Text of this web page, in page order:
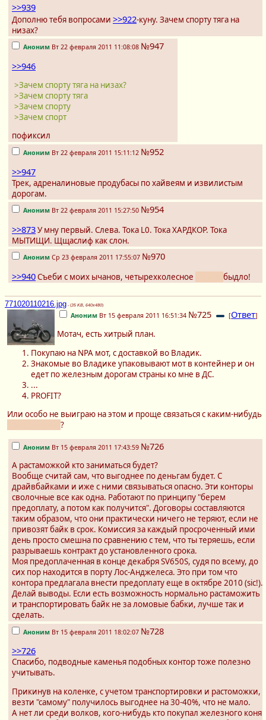
>>939
Дополню тебя вопросами >>922-куну. Зачем спорту тяга на
низах?
Аноним Вт 22 февраля 2011 11:08:08 №947
>>946
>Зачем спорту тяга на низах?
>Зачем спорту тяга
>Зачем спорту
>Зачем спорт
пофиксил
Аноним Вт 22 февраля 2011 15:11:12 №952
>>947
Трек, адреналиновые продубасы по хайвеям и извилистым
дорогам.
Аноним Вт 22 февраля 2011 15:27:50 №954
>>873У мну первый. Слева. Тока L0. Тока ХАРДКОР. Тока
МЫТИЩИ. Щщаслиф как слон.
Аноним Ср 23 февраля 2011 17:55:07 №970
>>940Съеби с моих ычанов, четырехколесное быдло!
771020110216.jpg - (35 KB, 640x480)
Аноним Вт 15 февраля 2011 16:51:34 №725 [Ответ]
Мотач, есть хитрый план.
Покупаю на NPA мот, с доставкой во Владик.
Знакомые во Владике упаковывают мот в контейнер и он
едет по железным дорогам страны ко мне в ДС.
...
PROFIT?
Или особо не выиграю на этом и проще связаться с каким-нибудь
?
Аноним Вт 15 февраля 2011 17:43:59 №726
А растаможкой кто заниматься будет?
Вообще считай сам, что выгоднее по деньгам будет. С
драйвбайками и иже с ними связываться опасно. Эти конторы
сволочные все как одна. Работают по принципу "берем
предоплату, а потом как получится". Договоры составляются
таким образом, что они практически ничего не теряют, если не
привозят байк в срок. Комиссия за каждый просроченный ими
день просто смешна по сравнению с тем, что ты теряешь, если
разрываешь контракт до установленного срока.
Моя предоплаченная в конце декабря SV650S, судя по всему, до
сих пор находится в порту Лос-Анджелеса. Это при том что
контора предлагала внести предоплату еще в октябре 2010 (sic!).
Делай выводы. Если есть возможность нормально растаможить
и транспортировать байк не за ломовые бабки, лучше так и
сделать.
Аноним Вт 15 февраля 2011 18:02:07 №728
>>726
Спасибо, подводные каменья подобных контор тоже полезно
учитывать.
Прикинув на коленке, с учетом транспортировки и растоможки,
везти "самому" получилось выгоднее на 30-40%, что не мало.
А нет ли среди волков, кого-нибудь кто покупал железного коня